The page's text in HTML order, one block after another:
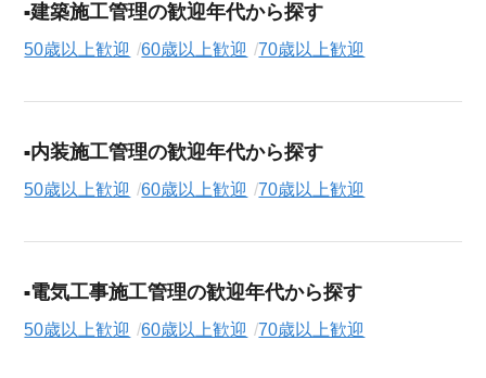
建築施工管理の歓迎年代から探す
50歳以上歓迎 60歳以上歓迎 70歳以上歓迎
内装施工管理の歓迎年代から探す
50歳以上歓迎 60歳以上歓迎 70歳以上歓迎
電気工事施工管理の歓迎年代から探す
50歳以上歓迎 60歳以上歓迎 70歳以上歓迎